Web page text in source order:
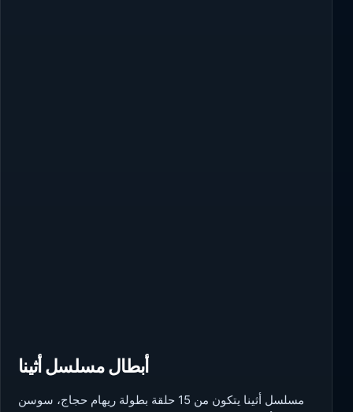
أبطال مسلسل أثينا
مسلسل أثينا يتكون من 15 حلقة بطولة ريهام حجاج، سوسن